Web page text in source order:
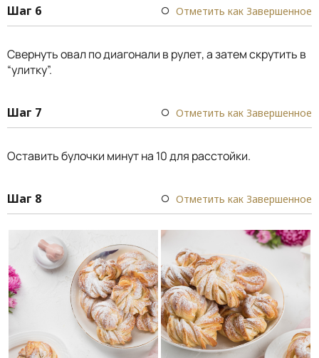
Шаг 6 Отметить как Завершенное
Свернуть овал по диагонали в рулет, а затем скрутить в
“улитку”.
Шаг 7 Отметить как Завершенное
Оставить булочки минут на 10 для расстойки.
Шаг 8 Отметить как Завершенное